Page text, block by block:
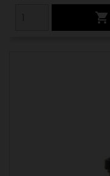
